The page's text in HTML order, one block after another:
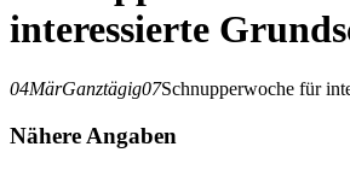
interessierte
04MärGanztägig07Schnupperwoche für
Nähere Angaben